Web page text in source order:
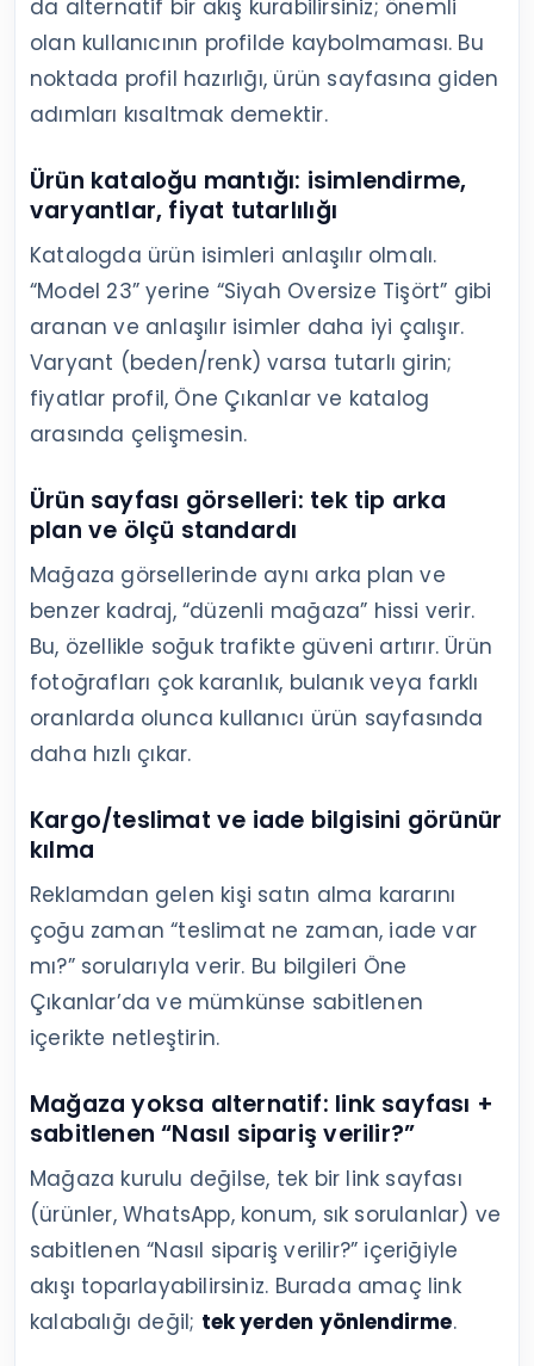
da alternatif bir akış kurabilirsiniz; önemli
olan kullanıcının profilde kaybolmaması. Bu
noktada profil hazırlığı, ürün sayfasına giden
adımları kısaltmak demektir.
Ürün kataloğu mantığı: isimlendirme,
varyantlar, fiyat tutarlılığı
Katalogda ürün isimleri anlaşılır olmalı.
“Model 23” yerine “Siyah Oversize Tişört” gibi
aranan ve anlaşılır isimler daha iyi çalışır.
Varyant (beden/renk) varsa tutarlı girin;
fiyatlar profil, Öne Çıkanlar ve katalog
arasında çelişmesin.
Ürün sayfası görselleri: tek tip arka
plan ve ölçü standardı
Mağaza görsellerinde aynı arka plan ve
benzer kadraj, “düzenli mağaza” hissi verir.
Bu, özellikle soğuk trafikte güveni artırır. Ürün
fotoğrafları çok karanlık, bulanık veya farklı
oranlarda olunca kullanıcı ürün sayfasında
daha hızlı çıkar.
Kargo/teslimat ve iade bilgisini görünür
kılma
Reklamdan gelen kişi satın alma kararını
çoğu zaman “teslimat ne zaman, iade var
mı?” sorularıyla verir. Bu bilgileri Öne
Çıkanlar’da ve mümkünse sabitlenen
içerikte netleştirin.
Mağaza yoksa alternatif: link sayfası +
sabitlenen “Nasıl sipariş verilir?”
Mağaza kurulu değilse, tek bir link sayfası
(ürünler, WhatsApp, konum, sık sorulanlar) ve
sabitlenen “Nasıl sipariş verilir?” içeriğiyle
akışı toparlayabilirsiniz. Burada amaç link
kalabalığı değil; tek yerden yönlendirme.